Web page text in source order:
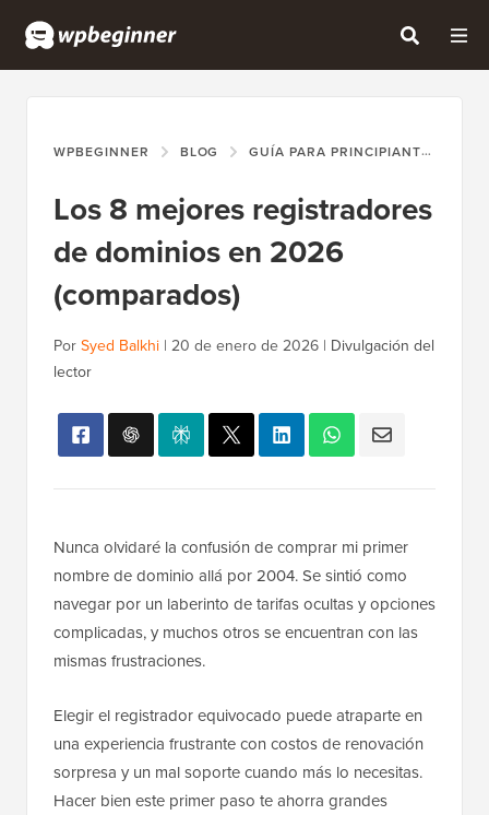
WPBEGINNER BLOG GUÍA PARA PRINCIPIANTES
Los 8 mejores registradores
de dominios en 2026
(comparados)
PorSyed Balkhi | 20 de enero de 2026 | Divulgación del
lector
Nunca olvidaré la confusión de comprar mi primer
nombre de dominio allá por 2004. Se sintió como
navegar por un laberinto de tarifas ocultas y opciones
complicadas, y muchos otros se encuentran con las
mismas frustraciones.
Elegir el registrador equivocado puede atraparte en
una experiencia frustrante con costos de renovación
sorpresa y un mal soporte cuando más lo necesitas.
Hacer bien este primer paso te ahorra grandes